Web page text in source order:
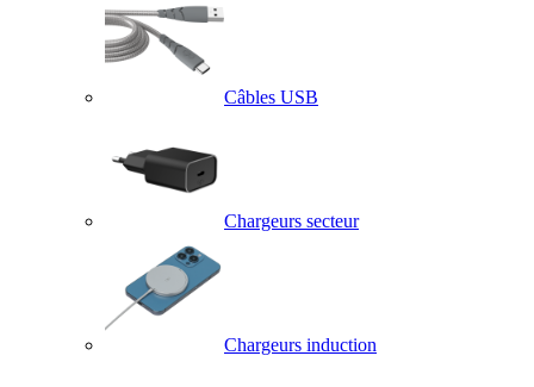
Câbles USB
Chargeurs secteur
Chargeurs induction